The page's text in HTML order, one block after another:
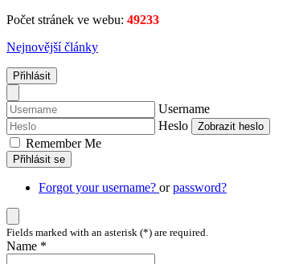
Počet stránek ve webu: 49233
Nejnovější články
Přihlásit
Username
Heslo
Zobrazit heslo
Remember Me
Přihlásit se
Forgot your username? orpassword?
Fields marked with an asterisk (*) are required.
Name *